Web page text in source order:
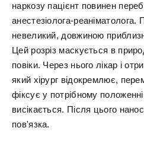
наркозу пацієнт повинен
анестезіолога-реаніматолога.
невеликий, довжиною
Цей розріз маскується в
повіки. Через нього лікар і
який хірург відокремлює,
фіксує у потрібному
висікається. Після цього
пов'язка.